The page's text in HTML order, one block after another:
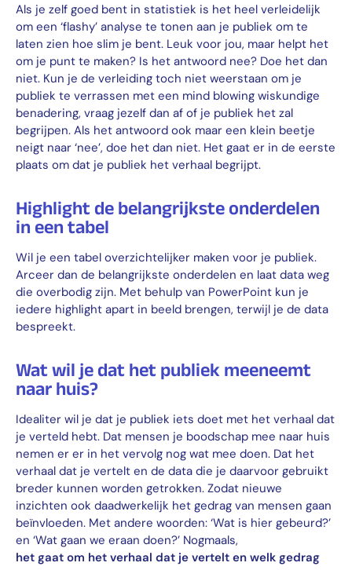
Als je zelf goed bent in statistiek is het heel verleidelijk
om een ‘flashy’ analyse te tonen aan je publiek om te
laten zien hoe slim je bent. Leuk voor jou, maar helpt het
om je punt te maken? Is het antwoord nee? Doe het dan
niet. Kun je de verleiding toch niet weerstaan om je
publiek te verrassen met een mind blowing wiskundige
benadering, vraag jezelf dan af of je publiek het zal
begrijpen. Als het antwoord ook maar een klein beetje
neigt naar ‘nee’, doe het dan niet. Het gaat er in de eerste
plaats om dat je publiek het verhaal begrijpt.
Highlight de belangrijkste onderdelen
in een tabel
Wil je een tabel overzichtelijker maken voor je publiek.
Arceer dan de belangrijkste onderdelen en laat data weg
die overbodig zijn. Met behulp van PowerPoint kun je
iedere highlight apart in beeld brengen, terwijl je de data
bespreekt.
Wat wil je dat het publiek meeneemt
naar huis?
Idealiter wil je dat je publiek iets doet met het verhaal dat
je verteld hebt. Dat mensen je boodschap mee naar huis
nemen er er in het vervolg nog wat mee doen. Dat het
verhaal dat je vertelt en de data die je daarvoor gebruikt
breder kunnen worden getrokken. Zodat nieuwe
inzichten ook daadwerkelijk het gedrag van mensen gaan
beïnvloeden. Met andere woorden: ‘Wat is hier gebeurd?’
en ‘Wat gaan we eraan doen?’ Nogmaals,
het gaat om het verhaal dat je vertelt en welk gedrag